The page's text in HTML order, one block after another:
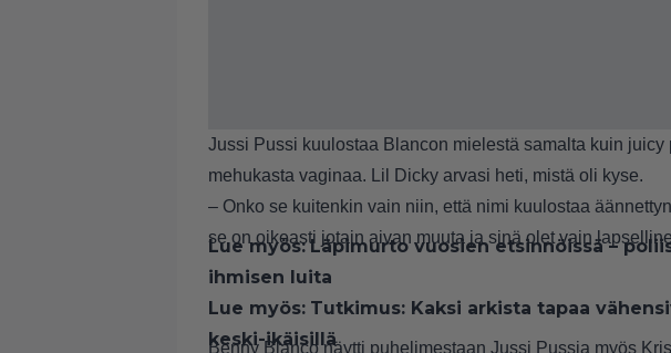
Jussi Pussi kuulostaa Blancon mielestä samalta kuin juicy
mehukasta vaginaa. Lil Dicky arvasi heti, mistä oli kyse.
– Onko se kuitenkin vain niin, että nimi kuulostaa
se on oikeasti jotain aivan muuta ja sinä olet vain
Lue myös: Läpimurto vuosien etsinnöissä –
ihmisen luita
Lue myös: Tutkimus: Kaksi arkista tapaa
keski-ikäisillä
Benny Blanco näytti puhelimestaan Jussi Pussia myös